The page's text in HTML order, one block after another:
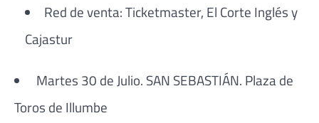
Red de venta: Ticketmaster, El Corte Inglés y
Cajastur
Martes 30 de Julio. SAN SEBASTIÁN. Plaza de
Toros de Illumbe